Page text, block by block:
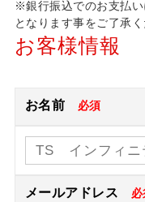
※銀行振込でのお支払
となります事をご了承く
お客様情報
お名前 必須
メールアドレス 必